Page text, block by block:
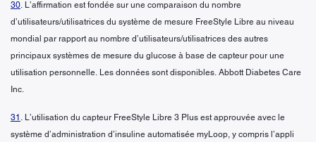
30. L’affirmation est fondée sur une comparaison du nombre
d’utilisateurs/utilisatrices du système de mesure FreeStyle Libre au niveau
mondial par rapport au nombre d’utilisateurs/utilisatrices des autres
principaux systèmes de mesure du glucose à base de capteur pour une
utilisation personnelle. Les données sont disponibles. Abbott Diabetes Care
Inc.
31 . L’utilisation du capteur FreeStyle Libre 3 Plus est approuvée avec le
système d’administration d’insuline automatisée myLoop, y compris l’appli